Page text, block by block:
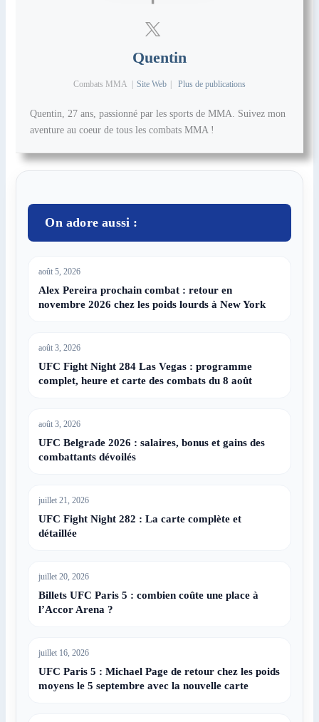
Quentin
Combats MMA | Site Web | Plus de publications
Quentin, 27 ans, passionné par les sports de MMA. Suivez mon
aventure au coeur de tous les combats MMA !
On adore aussi :
août 5, 2026
Alex Pereira prochain combat : retour en
novembre 2026 chez les poids lourds à New York
août 3, 2026
UFC Fight Night 284 Las Vegas : programme
complet, heure et carte des combats du 8 août
août 3, 2026
UFC Belgrade 2026 : salaires, bonus et gains des
combattants dévoilés
juillet 21, 2026
UFC Fight Night 282 : La carte complète et
détaillée
juillet 20, 2026
Billets UFC Paris 5 : combien coûte une place à
l’Accor Arena ?
juillet 16, 2026
UFC Paris 5 : Michael Page de retour chez les poids
moyens le 5 septembre avec la nouvelle carte